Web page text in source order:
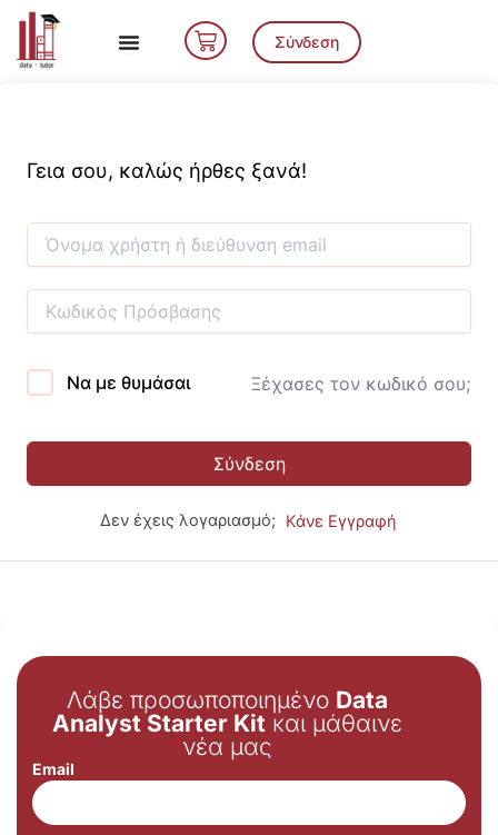
Μετάβαση
περιεχόμενο
Cart Σύνδεση
Γεια σου, καλώς ήρθες ξανά!
Να με θυμάσαι Ξέχασες τον κωδικό σου;
Σύνδεση
Δεν έχεις λογαριασμό; Κάνε Εγγραφή
Λάβε προσωποποιημένο Data
Analyst Starter Kit και μάθαινε
νέα μας
Email